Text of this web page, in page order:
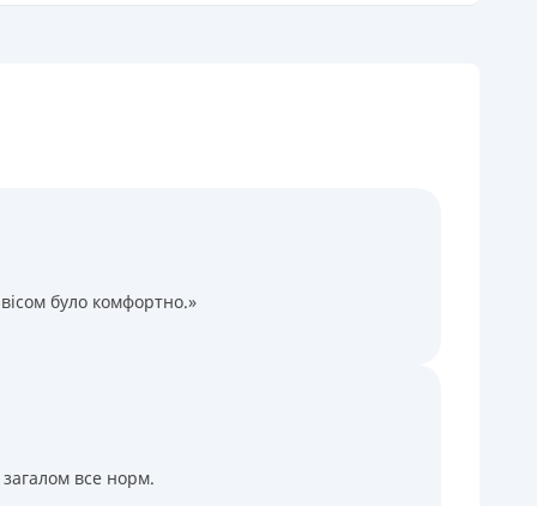
було комфортно.»
все норм.